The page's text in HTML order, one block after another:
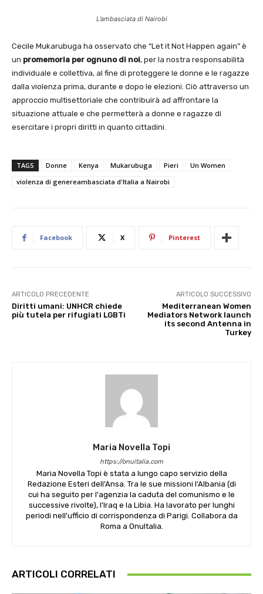
L’ambasciata di Nairobi
Cecile Mukarubuga ha osservato che “Let it Not Happen again” è
un promemoria per ognuno di noi, per la nostra responsabilità
individuale e collettiva, al fine di proteggere le donne e le ragazze
dalla violenza prima, durante e dopo le elezioni. Ciò attraverso un
approccio multisettoriale che contribuirà ad affrontare la
situazione attuale e che permetterà a donne e ragazze di
esercitare i propri diritti in quanto cittadini.
TAGS Donne Kenya Mukarubuga Pieri
Un Women
violenza di genereambasciata d'Italia a Nairobi
Facebook X Pinterest
ARTICOLO PRECEDENTE
Diritti umani: UNHCR chiede
più tutela per rifugiati LGBTi
ARTICOLO SUCCESSIVO
Mediterranean Women
Mediators Network launch
its second Antenna in
Turkey
Maria Novella Topi
https://onuitalia.com
Maria Novella Topi è stata a lungo capo servizio della
Redazione Esteri dell'Ansa. Tra le sue missioni l'Albania (di
cui ha seguito per l'agenzia la caduta del comunismo e le
successive rivolte), l'Iraq e la Libia. Ha lavorato per lunghi
periodi nell'ufficio di corrispondenza di Parigi. Collabora da
Roma a OnuItalia.
ARTICOLI CORRELATI